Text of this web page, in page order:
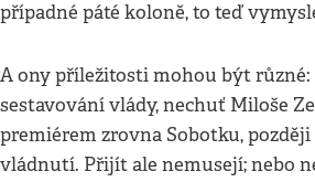
případné páté koloně, to teď
A ony příležitosti mohou být
sestavování vlády, nechuť Miloše
premiérem zrovna Sobotku,
vládnutí. Přijít ale nemusejí; nebo